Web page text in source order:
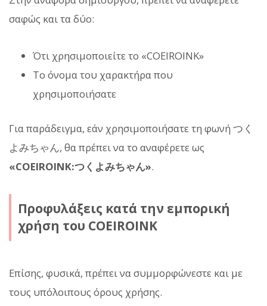
σαφώς και τα δύο:
Ότι χρησιμοποιείτε το «COEIROINK»
Το όνομα του χαρακτήρα που
χρησιμοποιήσατε
Για παράδειγμα, εάν χρησιμοποιήσατε τη φωνή つく
よみちゃん, θα πρέπει να το αναφέρετε ως
«COEIROINK:つくよみちゃん».
Προφυλάξεις κατά την εμπορική
χρήση του COEIROINK
Επίσης, φυσικά, πρέπει να συμμορφώνεστε και με
τους υπόλοιπους όρους χρήσης.